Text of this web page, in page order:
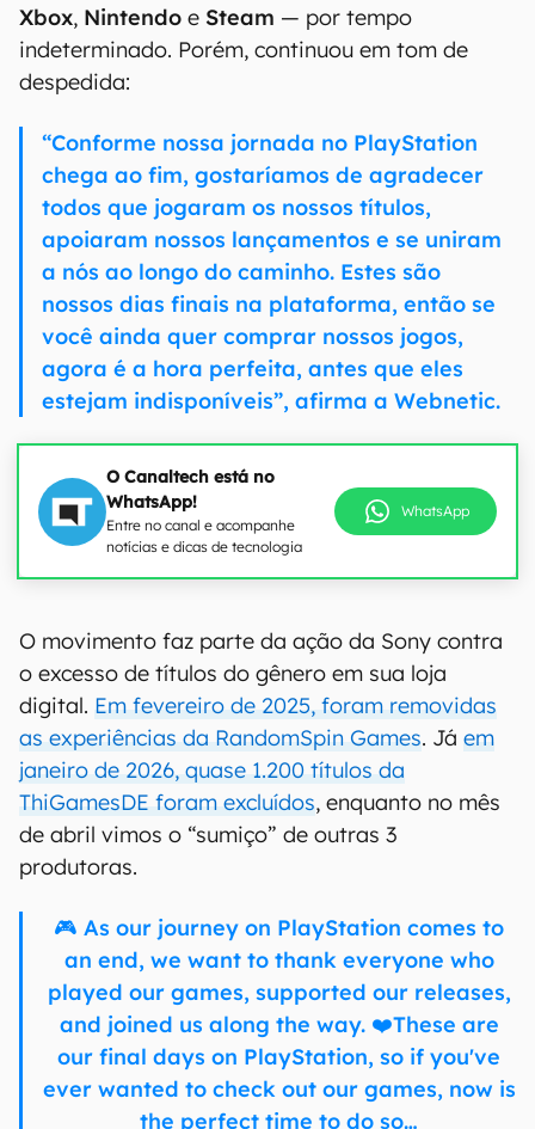
Xbox, Nintendo e Steam — por tempo
indeterminado. Porém, continuou em tom de
despedida:
“Conforme nossa jornada no PlayStation
chega ao fim, gostaríamos de agradecer
todos que jogaram os nossos títulos,
apoiaram nossos lançamentos e se uniram
a nós ao longo do caminho. Estes são
nossos dias finais na plataforma, então se
você ainda quer comprar nossos jogos,
agora é a hora perfeita, antes que eles
estejam indisponíveis”, afirma a Webnetic.
O Canaltech está no
WhatsApp!
Entre no canal e acompanhe
notícias e dicas de tecnologia
WhatsApp
O movimento faz parte da ação da Sony contra
o excesso de títulos do gênero em sua loja
digital. Em fevereiro de 2025, foram removidas
as experiências da RandomSpin Games. Já em
janeiro de 2026, quase 1.200 títulos da
ThiGamesDE foram excluídos, enquanto no mês
de abril vimos o “sumiço” de outras 3
produtoras.
🎮 As our journey on PlayStation comes to
an end, we want to thank everyone who
played our games, supported our releases,
and joined us along the way. ❤️These are
our final days on PlayStation, so if you've
ever wanted to check out our games, now is
the perfect time to do so…